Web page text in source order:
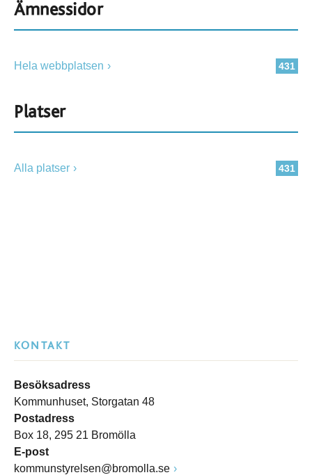
Ämnessidor
431
Hela webbplatsen
Platser
431
Alla platser
KONTAKT
Besöksadress
Kommunhuset, Storgatan 48
Postadress
Box 18, 295 21 Bromölla
E-post
kommunstyrelsen@bromolla.se